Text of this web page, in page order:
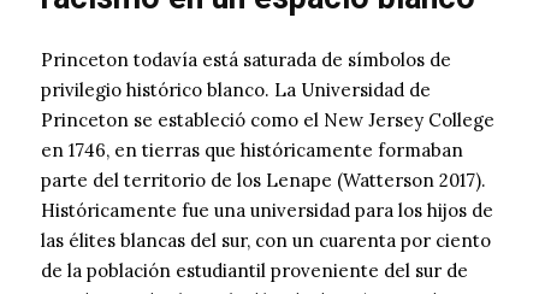
Princeton todavía está saturada de símbolos de
privilegio histórico blanco. La Universidad de
Princeton se estableció como el New Jersey College
en 1746, en tierras que históricamente formaban
parte del territorio de los Lenape (Watterson 2017).
Históricamente fue una universidad para los hijos de
las élites blancas del sur, con un cuarenta por ciento
de la población estudiantil proveniente del sur de